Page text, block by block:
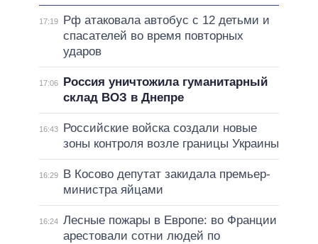
17:19
Рф атаковала автобус с 12 детьми и
спасателей во время повторных
ударов
17:06
Россия уничтожила гуманитарный
склад ВОЗ в Днепре
16:43
Российские войска создали новые
зоны контроля возле границы Украины
16:29
В Косово депутат закидала премьер-
министра яйцами
16:24 Лесные пожары в Европе: во Франции
арестовали сотни людей по